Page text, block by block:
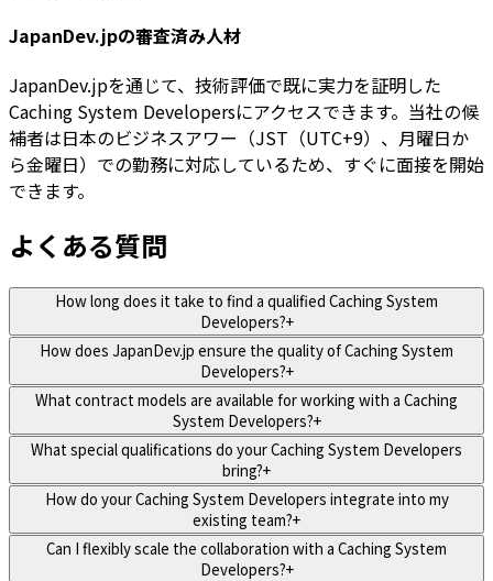
JapanDev.jpの審査済み人材
JapanDev.jpを通じて、技術評価で既に実力を証明した
Caching System Developersにアクセスできます。当社の候
補者は日本のビジネスアワー（JST（UTC+9）、月曜日か
ら金曜日）での勤務に対応しているため、すぐに面接を開始
できます。
よくある質問
How long does it take to find a qualified Caching System
Developers?+
How does JapanDev.jp ensure the quality of Caching System
Developers?+
What contract models are available for working with a Caching
System Developers?+
What special qualifications do your Caching System Developers
bring?+
How do your Caching System Developers integrate into my
existing team?+
Can I flexibly scale the collaboration with a Caching System
Developers?+